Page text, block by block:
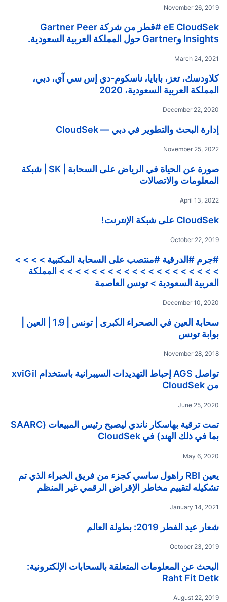
November 26, 2019
eE CloudSek #قطر من شركة Gartner Peer
Insights وGartner حول المملكة العربية السعودية.
March 24, 2021
كلاودسك، تعز، بابايا، ناسكوم-دي إس سي آي، دبي،
المملكة العربية السعودية، 2020
December 22, 2020
إدارة البحث والتطوير في دبي — CloudSek
November 25, 2022
صورة عن الحياة في الرياض على السحابة | SK | شبكة
المعلومات والاتصالات
April 13, 2022
CloudSek على شبكة الإنترنت!
October 22, 2019
#جرم #الدرقية #منتصب على السحابة المكتبية > > > >
> > > > > > > > > > > > > > > > > > > > المملكة
العربية السعودية > تونس العاصمة
December 10, 2020
سحابة العين في الصحراء الكبرى | تونس | 1.9 | العين |
بوابة تونس
November 28, 2018
تواصل AGS إحباط التهديدات السيبرانية باستخدام xviGil
من CloudSek
June 25, 2020
تمت ترقية بهاسكار ناندي ليصبح رئيس المبيعات (SAARC
بما في ذلك الهند) في CloudSek
May 6, 2020
يعين RBI راهول ساسي كجزء من فريق الخبراء الذي تم
تشكيله لتقييم مخاطر الإقراض الرقمي غير المنظم
January 14, 2021
شعار عيد الفطر 2019: بطولة العالم
October 23, 2019
البحث عن المعلومات المتعلقة بالسحابات الإلكترونية:
Raht Fit Detk
August 22, 2019